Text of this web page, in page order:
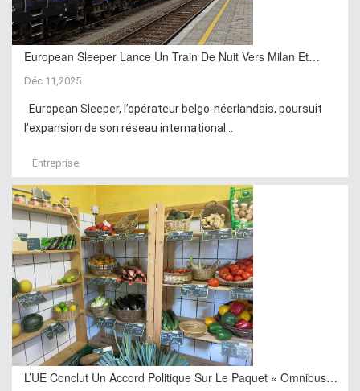
European Sleeper Lance Un Train De Nuit Vers Milan Et…
Déc 11,2025
European Sleeper, l’opérateur belgo-néerlandais, poursuit
l’expansion de son réseau international...
Entreprise
L’UE Conclut Un Accord Politique Sur Le Paquet « Omnibus…